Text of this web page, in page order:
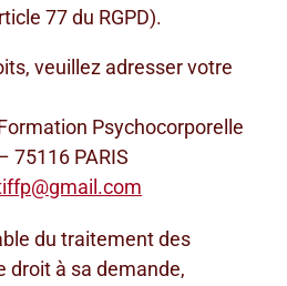
77 du RGPD).
veuillez adresser votre
Psychocorporelle
75116 PARIS
du traitement des
droit à sa demande,